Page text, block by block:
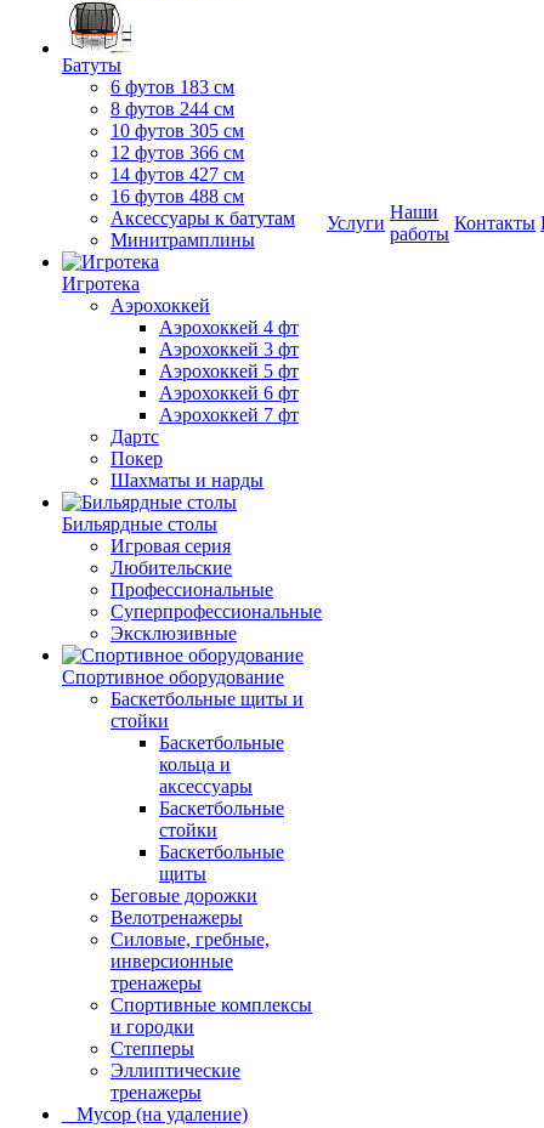
Батуты
6 футов 183 см
8 футов 244 см
10 футов 305 см
12 футов 366 см
14 футов 427 см
16 футов 488 см
Аксессуары к батутам
Минитрамплины
Игротека
Аэрохоккей
Аэрохоккей 4 фт
Аэрохоккей 3 фт
Аэрохоккей 5 фт
Аэрохоккей 6 фт
Аэрохоккей 7 фт
Дартс
Покер
Шахматы и нарды
Бильярдные столы
Игровая серия
Любительские
Профессиональные
Суперпрофессиональные
Эксклюзивные
Спортивное оборудование
Баскетбольные щиты и
стойки
Баскетбольные
кольца и
аксессуары
Баскетбольные
стойки
Баскетбольные
щиты
Беговые дорожки
Велотренажеры
Силовые, гребные,
инверсионные
тренажеры
Спортивные комплексы
и городки
Степперы
Эллиптические
тренажеры
_ Мусор (на удаление)
Услуги
Наши
работы
Контакты